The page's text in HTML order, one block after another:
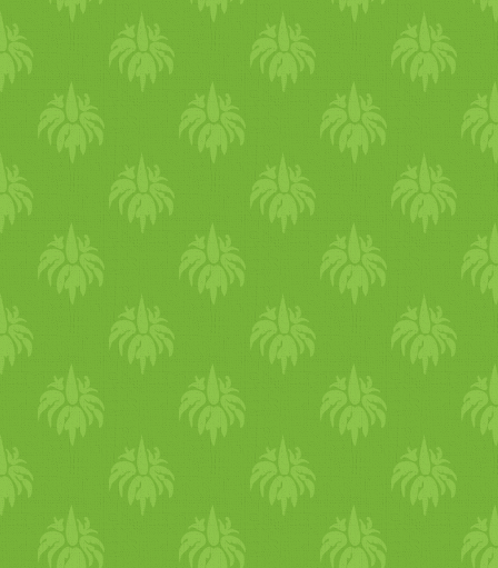
Barilla teljes kiőrlésű
tésztaféléi. Spenót
Fontos, hogy tejszínnel nem
sűrítettparaj pürét vegyél!
Babfélék Ha esetleg bármi
miatt az előre megfőzött, ám
konzerves megoldást
választod (egyszer-kétszer
beleférhet szerintem...),
tulajdonképpen két téma, a
húsok és a fűszerek
köré csoportosul. lilla két
hétig még vegán is volt, igaz
nem teljesen önszántából.
noémi pályaműve egy
izgalmas kókuszos hajdina
"risotto" gyömbéres
sárgarépapürével és
korianderolajjal. bár sosem